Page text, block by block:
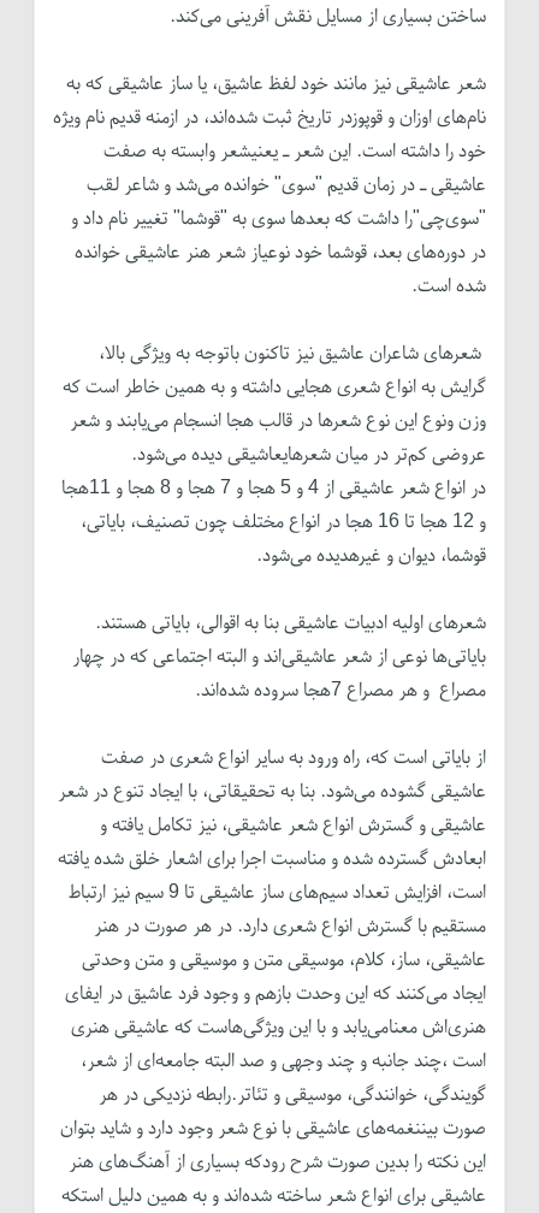
ساختن بسیاری از مسایل نقش آفرینی می‌کند.
شعر عاشیقی نیز مانند خود لفظ عاشیق، یا ساز عاشیقی که به
نام‌های اوزان و قوپوزدر تاریخ ثبت شده‌اند، در ازمنه قدیم نام ویژه
خود را داشته است. این شعر ـ یعنیشعر وابسته به صفت
عاشیقی ـ در زمان قدیم "سوی" خوانده می‌شد و شاعر لقب
"سوی‌چی"را داشت که بعدها سوی به "قوشما" تغییر نام داد و
در دوره‌های بعد، قوشما خود نوعیاز شعر هنر عاشیقی خوانده
شده است.
شعرهای شاعران عاشیق نیز تاکنون باتوجه به ویژگی بالا،
گرایش به انواع شعری هجایی داشته و به همین خاطر است که
وزن ونوع این نوع شعرها در قالب هجا انسجام می‌یابند و شعر
عروضی کم‌تر در میان شعرهایعاشیقی دیده می‌شود.
در انواع شعر عاشیقی از 4 و 5 هجا و 7 هجا و 8 هجا و 11هجا
و 12 هجا تا 16 هجا در انواع مختلف چون تصنیف، بایاتی،
قوشما، دیوان و غیرهدیده می‌شود.
شعرهای اولیه ادبیات عاشیقی بنا به اقوالی، بایاتی هستند.
بایاتی‌ها نوعی از شعر عاشیقی‌اند و البته اجتماعی که در چهار
مصراع و هر مصراع 7هجا سروده شده‌اند.
از بایاتی است که، راه ورود به سایر انواع شعری در صفت
عاشیقی گشوده می‌شود. بنا به تحقیقاتی، با ایجاد تنوع در شعر
عاشیقی و گسترش انواع شعر عاشیقی، نیز تکامل یافته و
ابعادش گسترده شده و مناسبت اجرا برای اشعار خلق شده یافته
است، افزایش تعداد سیم‌های ساز عاشیقی تا 9 سیم نیز ارتباط
مستقیم با گسترش انواع شعری دارد. در هر صورت در هنر
عاشیقی، ساز، کلام، موسیقی متن و موسیقی و متن وحدتی
ایجاد می‌کنند که این وحدت بازهم و وجود فرد عاشیق در ایفای
هنری‌اش معنامی‌یابد و با این ویژگی‌هاست که عاشیقی هنری
است ،چند جانبه و چند وجهی و صد البته جامعه‌‌ای از شعر،
گویندگی، خوانندگی، موسیقی و تئاتر.رابطه نزدیکی در هر
صورت بیننغمه‌های عاشیقی با نوع شعر وجود دارد و شاید بتوان
این نکته را بدین صورت شرح رودکه بسیاری از آهنگ‌های هنر
عاشیقی برای انواع شعر ساخته شده‌اند و به همین دلیل استکه